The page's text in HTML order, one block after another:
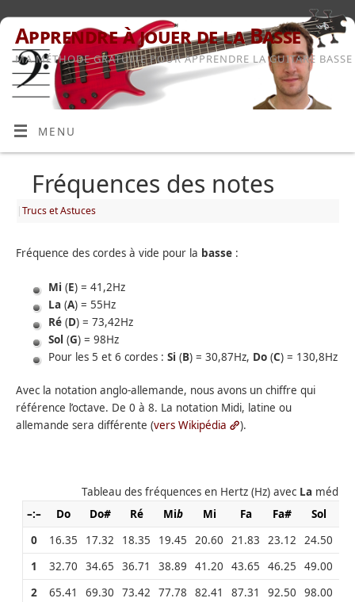
Apprendre à jouer de la Basse
MA MÉTHODE GRATUITE POUR APPRENDRE LA GUITARE BASSE
MENU
Fréquences des notes
|Trucs et Astuces
Fréquence des cordes à vide pour la basse :
Mi (E) = 41,2Hz
La(A) = 55Hz
Ré(D) = 73,42Hz
Sol (G) = 98Hz
Pour les 5 et 6 cordes : Si (B) = 30,87Hz, Do(C) = 130,8Hz
Avec la notation anglo-allemande, nous avons un chiffre qui
référence l’octave. De 0 à 8. La notation Midi, latine ou
allemande sera différente (vers Wikipédia ).
Tableau des fréquences en Hertz (Hz) avec La
–:–
Do Do# Ré Mib Mi Fa Fa# Sol
0
16.35 17.32 18.35 19.45 20.60 21.83 23.12 24.50
1
32.70 34.65 36.71 38.89 41.20 43.65 46.25 49.00
2
65.41 69.30 73.42 77.78 82.41 87.31 92.50 98.00